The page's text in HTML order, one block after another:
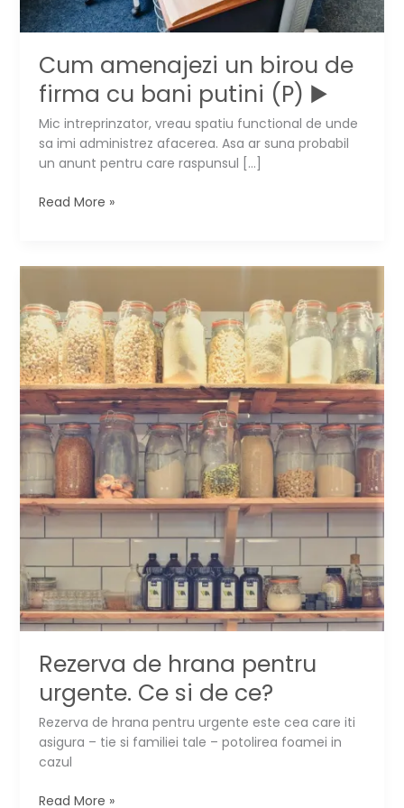
Cum amenajezi un birou de
firma cu bani putini (P) ▶️
Mic intreprinzator, vreau spatiu functional de unde
sa imi administrez afacerea. Asa ar suna probabil
un anunt pentru care raspunsul […]
Cum
firma
cu
bani
putini
(P)
▶️
Read More »
Rezerva de hrana pentru
urgente. Ce si de ce?
Rezerva de hrana pentru urgente este cea care iti
asigura – tie si familiei tale – potolirea foamei in
cazul
Rezerva
Read More »